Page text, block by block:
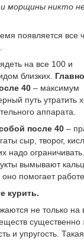
морщины никто
появляется все
на все 100 и
близких.
40 – максимум
путь
аппарата.
после 40 –
сыр, творог,
надо
вымывают
помогает
курить.
не только
и упругость.